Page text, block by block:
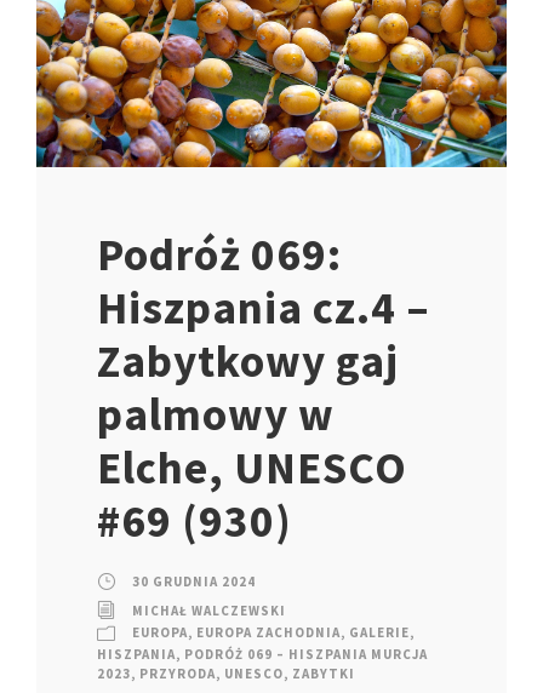
Podróż 069:
Hiszpania cz.4 –
Zabytkowy gaj
palmowy w
Elche, UNESCO
#69 (930)
30 GRUDNIA 2024
MICHAŁ WALCZEWSKI
EUROPA, EUROPA ZACHODNIA, GALERIE,
HISZPANIA, PODRÓŻ 069 – HISZPANIA MURCJA
2023, PRZYRODA, UNESCO, ZABYTKI